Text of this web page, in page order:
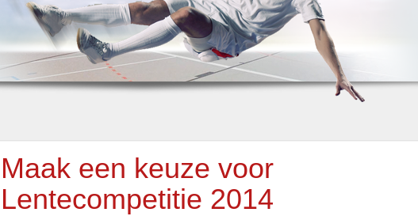
Maak een keuze voor
Lentecompetitie 2014